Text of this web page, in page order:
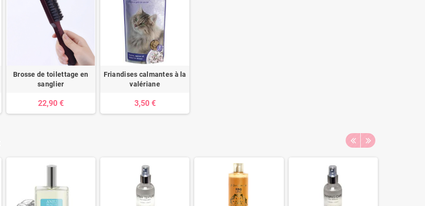
Brosse de toilettage en
sanglier
22,90 €
Friandises calmantes à la
valériane
3,50 €